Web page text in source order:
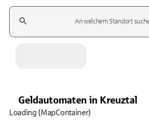
Suchfeld
Geldautomaten in Kreuztal
Loading (MapContainer)